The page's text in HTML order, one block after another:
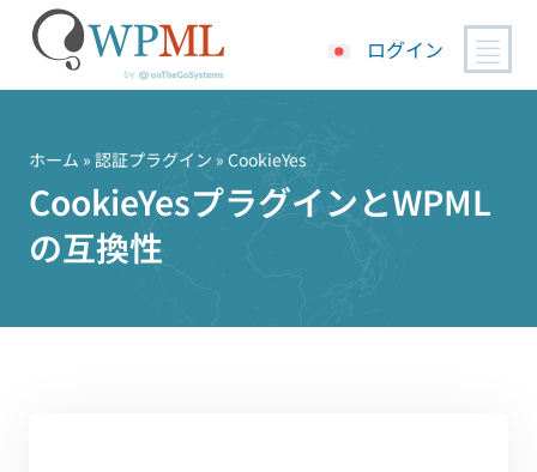
ッ
ログイン
ホーム » 認証プラグイン » CookieYes
CookieYesプラグインとWPML
の互換性